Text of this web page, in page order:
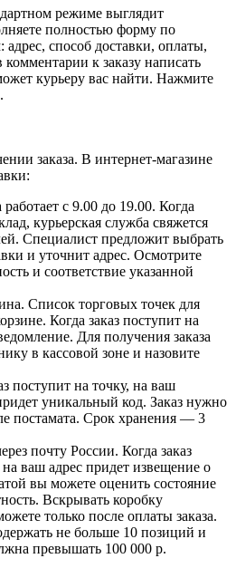
режиме выглядит
полностью форму по
способ доставки, оплаты,
к заказу написать
курьеру вас найти. Нажмите
заказа. В интернет-магазине
работает с 9.00 до 19.00. Когда
курьерская служба свяжется
Специалист предложит выбрать
и уточнит адрес. Осмотрите
и соответствие указанной
Список торговых точек для
Когда заказ поступит на
Для получения заказа
в кассовой зоне и назовите
поступит на точку, на ваш
уникальный код. Заказ нужно
постамата. Срок хранения — 3
почту России. Когда заказ
ваш адрес придет извещение о
вы можете оценить состояние
Вскрывать коробку
только после оплаты заказа.
не больше 10 позиций и
превышать 100 000 р.